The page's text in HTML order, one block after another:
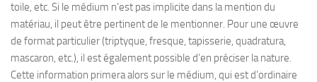
toile, etc. Si le médium n’est pas implicite dans la mention du
matériau, il peut être pertinent de le mentionner. Pour une œuvre
de format particulier (triptyque, fresque, tapisserie, quadratura,
mascaron, etc.), il est également possible d’en préciser la nature.
Cette information primera alors sur le médium, qui est d’ordinaire